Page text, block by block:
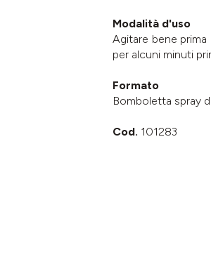
Modalità d'uso
Agitare bene
per alcuni minuti
Formato
Bomboletta spray
Cod. 101283